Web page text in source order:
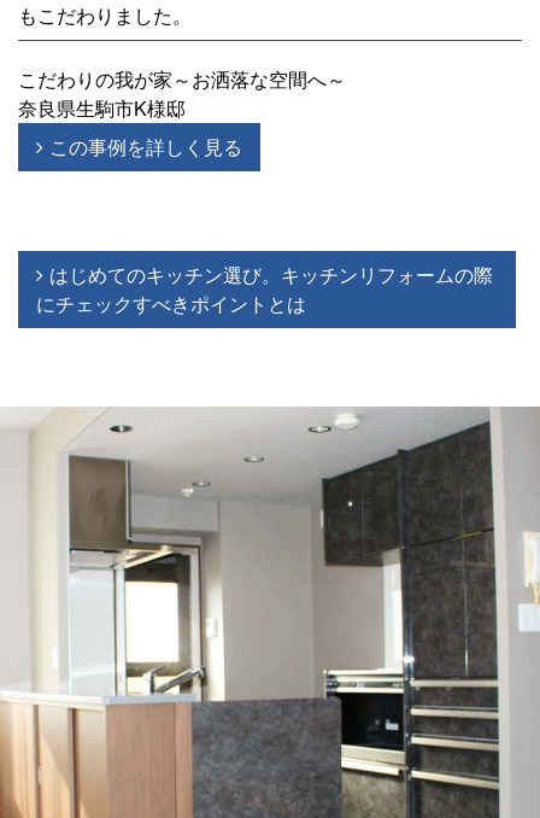
もこだわりました。
こだわりの我が家～お洒落な空間へ～
奈良県生駒市K様邸
この事例を詳しく見る
はじめてのキッチン選び。キッチンリフォームの際
にチェックすべきポイントとは